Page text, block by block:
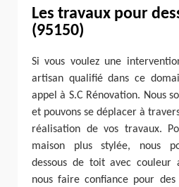
Les travaux pour
(95150)
Si vous voulez une
artisan qualifié dans ce
appel à S.C Rénovation. Nous
et pouvons se déplacer à
réalisation de vos travaux.
maison plus stylée, nous
dessous de toit avec couleur
nous faire confiance pour